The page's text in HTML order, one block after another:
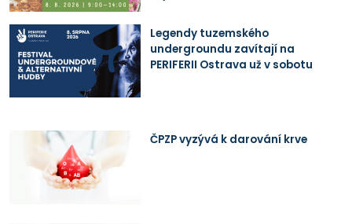
Legendy tuzemského
undergroundu zavítají na
PERIFERII Ostrava už v sobotu
ČPZP vyzývá k darování krve